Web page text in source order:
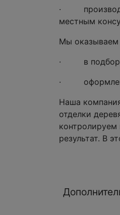
·
местным
Мы
· в подборе
·
Наша
отделки
контролируем
результат. В